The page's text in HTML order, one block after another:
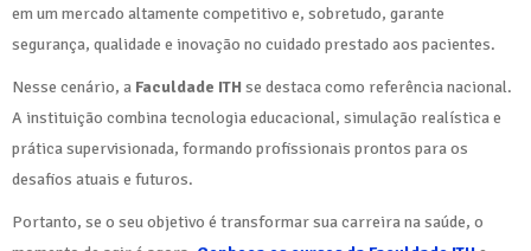
em um mercado altamente competitivo e, sobretudo, garante
segurança, qualidade e inovação no cuidado prestado aos pacientes.
Nesse cenário, a Faculdade ITH se destaca como referência nacional.
A instituição combina tecnologia educacional, simulação realística e
prática supervisionada, formando profissionais prontos para os
desafios atuais e futuros.
Portanto, se o seu objetivo é transformar sua carreira na saúde, o